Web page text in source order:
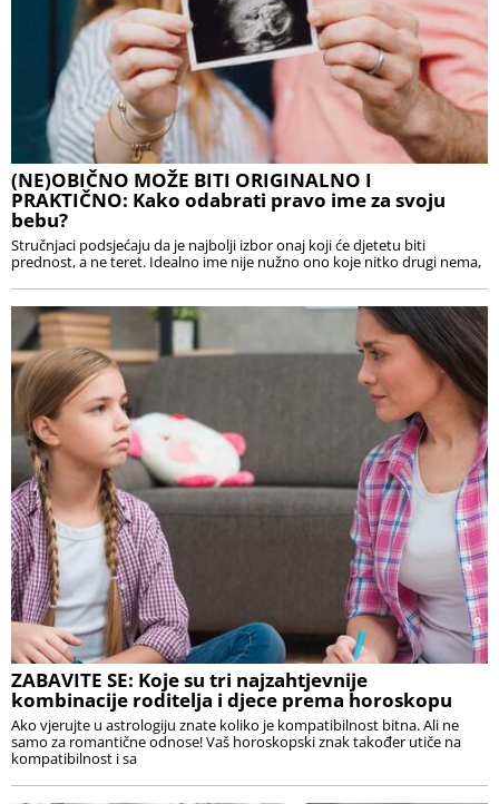
(NE)OBIČNO MOŽE BITI ORIGINALNO I
PRAKTIČNO: Kako odabrati pravo ime za svoju
bebu?
Stručnjaci podsjećaju da je najbolji izbor onaj koji će djetetu biti
prednost, a ne teret. Idealno ime nije nužno ono koje nitko drugi nema,
ZABAVITE SE: Koje su tri najzahtjevnije
kombinacije roditelja i djece prema horoskopu
Ako vjerujte u astrologiju znate koliko je kompatibilnost bitna. Ali ne
samo za romantične odnose! Vaš horoskopski znak također utiče na
kompatibilnost i sa